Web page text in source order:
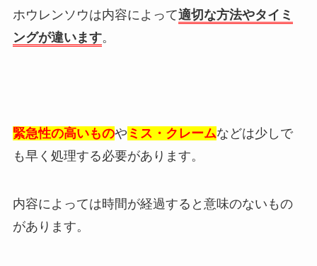
ホウレンソウは内容によって適切な方法やタイミ
ングが違います。
緊急性の高いものや ミス・クレームなどは少しで
も早く処理する必要があります。
内容によっては時間が経過すると意味のないもの
があります。